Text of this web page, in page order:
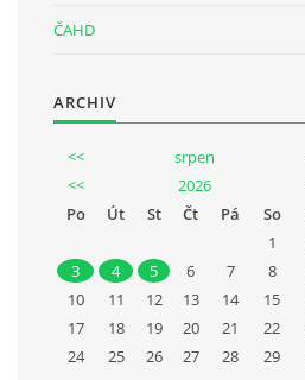
ČAHD
ARCHIV
<< srpen
<<
2026
Po
Út St Čt Pá So
1
3
4 5 6 7 8
10
11 12 13 14 15
17
18 19 20 21 22
24
25 26 27 28 29